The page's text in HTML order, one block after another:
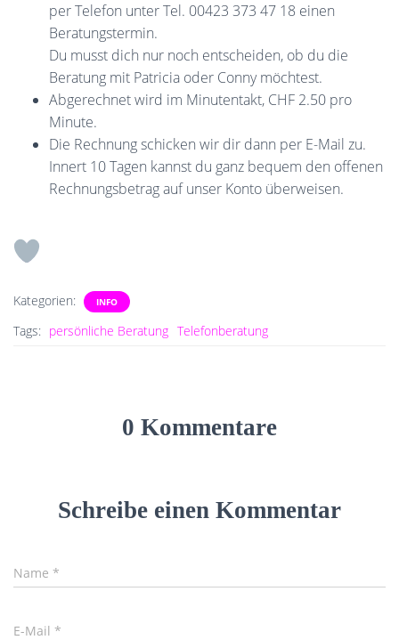
per Telefon unter Tel. 00423 373 47 18 einen
Beratungstermin.
Du musst dich nur noch entscheiden, ob du die
Beratung mit Patricia oder Conny möchtest.
Abgerechnet wird im Minutentakt, CHF 2.50 pro
Minute.
Die Rechnung schicken wir dir dann per E-Mail zu.
Innert 10 Tagen kannst du ganz bequem den offenen
Rechnungsbetrag auf unser Konto überweisen.
Kategorien: INFO
Tags: persönliche Beratung Telefonberatung
0 Kommentare
Schreibe einen Kommentar
Name *
E-Mail *